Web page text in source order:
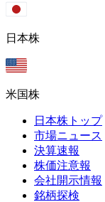
日本株
米国株
日本株トップ
市場ニュース
決算速報
株価注意報
会社開示情報
銘柄探検